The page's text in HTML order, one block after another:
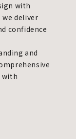
with
deliver
confidence
and
with